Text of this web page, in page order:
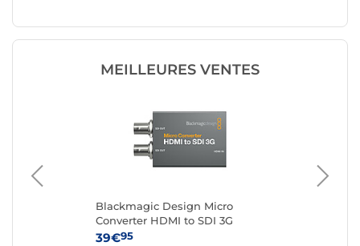
MEILLEURES VENTES
Blackmagic Design Micro
Converter HDMI to SDI 3G
39€95